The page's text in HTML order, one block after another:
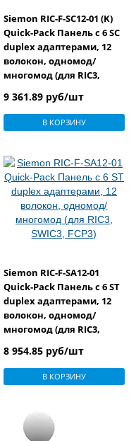
Siemon RIC-F-SC12-01 (K)
Quick-Pack Панель с 6 SC
duplex адаптерами, 12
волокон, одномод/
многомод (для RIC3,
9 361.89 руб/шт
В КОРЗИНУ
Siemon RIC-F-SA12-01
Quick-Pack Панель с 6 ST
duplex адаптерами, 12
волокон, одномод/
многомод (для RIC3,
8 954.85 руб/шт
В КОРЗИНУ